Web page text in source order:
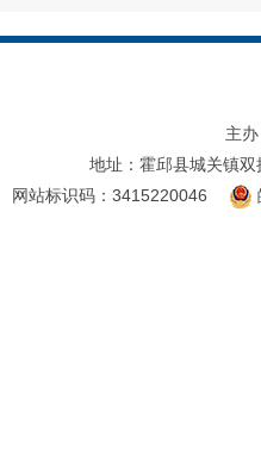
主
地址：霍邱县城关镇双
网站标识码：3415220046